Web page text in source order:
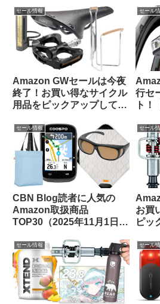
します
しま
セール情報
Amazon GWセールは今夜
終了！お買い得なサイクル
用品をピックアップしてみ
セール
行セ
ト！
セール情報
CBN Blog読者に人気の
Amazon取扱商品
TOP30（2025年11月1日
セール
お買
ピッ
品】
セール情報 セール